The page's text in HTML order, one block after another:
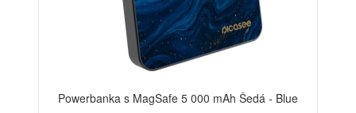
Powerbanka s MagSafe 5 000 mAh Šedá - Blue